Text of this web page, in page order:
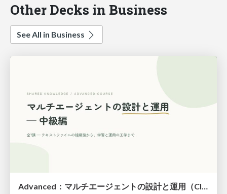
Other Decks in Business
See All in Business